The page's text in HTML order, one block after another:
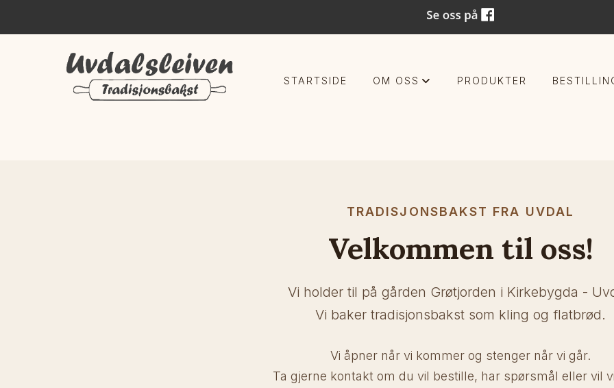
STARTSIDE OM OSS PRODUKTER
TRADISJONSBAKST FRA UVDAL
Velkommen til oss!
Vi holder til på gården Grøtjorden i Kirkebygda -
Vi baker tradisjonsbakst som kling og flatbrød.
Vi åpner når vi kommer og stenger når vi går.
Ta gjerne kontakt om du vil bestille, har spørsmål eller vil